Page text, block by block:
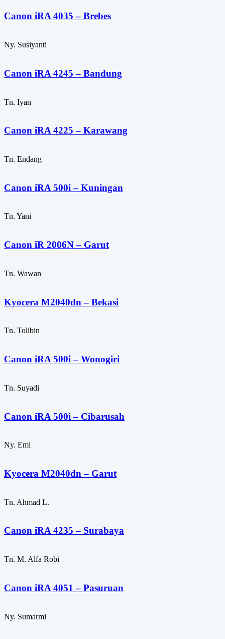
Canon iRA 4035 – Brebes
Ny. Susiyanti
Canon iRA 4245 – Bandung
Tn. Iyan
Canon iRA 4225 – Karawang
Tn. Endang
Canon iRA 500i – Kuningan
Tn. Yani
Canon iR 2006N – Garut
Tn. Wawan
Kyocera M2040dn – Bekasi
Tn. Tolibin
Canon iRA 500i – Wonogiri
Tn. Suyadi
Canon iRA 500i – Cibarusah
Ny. Emi
Kyocera M2040dn – Garut
Tn. Ahmad L.
Canon iRA 4235 – Surabaya
Tn. M. Alfa Robi
Canon iRA 4051 – Pasuruan
Ny. Sumarmi